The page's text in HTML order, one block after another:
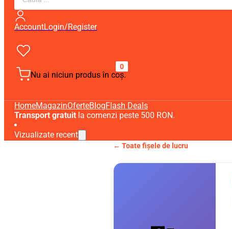
AccountLogin/Register
0
Nu ai niciun produs în coș.
HomeMagazinOferteBlogFlash Deals
Transport gratuit la comenzi peste 500 RON.
Vizualizate recent
← Toate fișele de lucru